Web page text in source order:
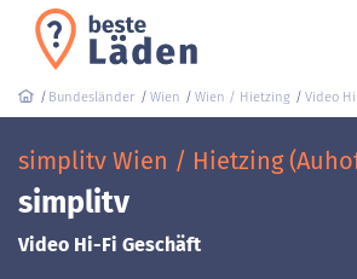
Bundesländer Wien Wien / Hietzing Video
simplitv Wien / Hietzing
simplitv
Video Hi-Fi Geschäft